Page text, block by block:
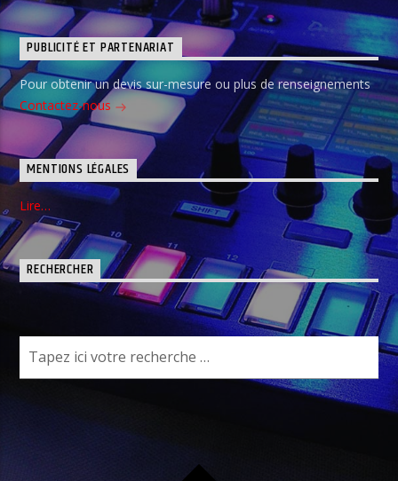
PUBLICITÉ ET PARTENARIAT
Pour obtenir un devis sur-mesure ou plus de renseignements
Contactez-nous
MENTIONS LÉGALES
Lire…
RECHERCHER